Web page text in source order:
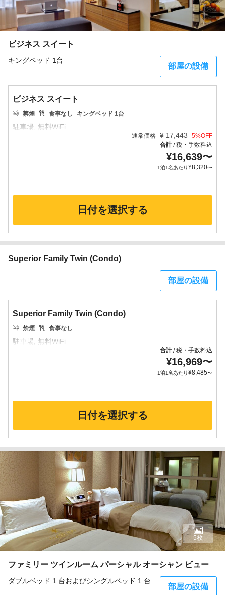
ビジネス スイート
キングベッド 1台
部屋の設備
ビジネス スイート
禁煙 食事なし キングベッド 1台
通常価格 ¥ 17,443 5%OFF
合計/税・手数料込
¥16,639〜
1泊1名あたり¥8,320〜
日付を選択する
Superior Family Twin (Condo)
部屋の設備
Superior Family Twin (Condo)
禁煙 食事なし
合計/税・手数料込
¥16,969〜
1泊1名あたり¥8,485〜
日付を選択する
ファミリー ツインルーム パーシャル オーシャン ビュー
ダブルベッド 1 台およびシングルベッド 1 台
部屋の設備
5枚